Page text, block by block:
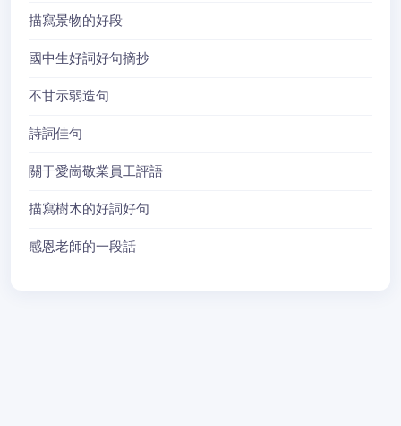
描寫景物的好段
國中生好詞好句摘抄
不甘示弱造句
詩詞佳句
關于愛崗敬業員工評語
描寫樹木的好詞好句
感恩老師的一段話